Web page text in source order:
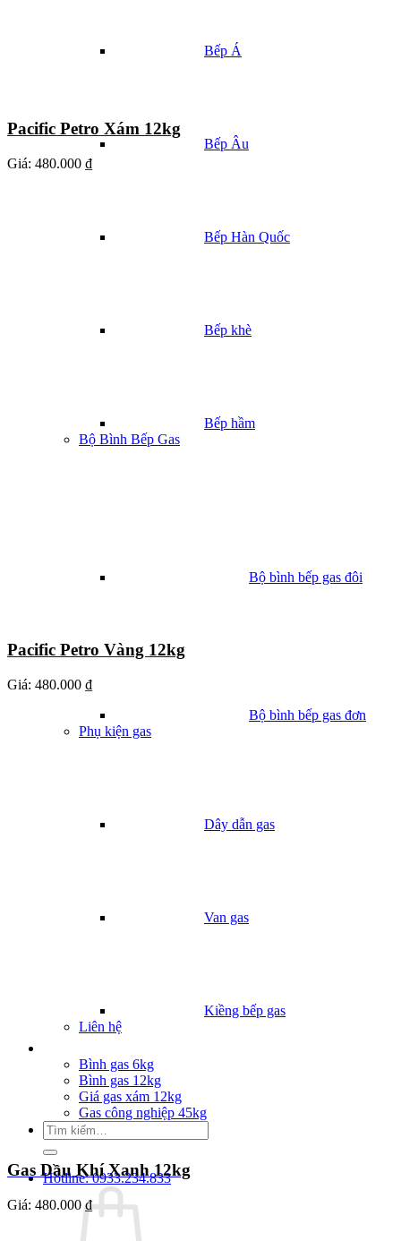
Bếp Á
Bếp Âu
Bếp Hàn Quốc
Bếp khè
Bếp hầm
Bộ Bình Bếp Gas
Bộ bình bếp gas đôi
Bộ bình bếp gas đơn
Phụ kiện gas
Dây dẫn gas
Van gas
Kiềng bếp gas
Liên hệ
Bình gas 6kg
Bình gas 12kg
Giá gas xám 12kg
Gas công nghiệp 45kg
Tìm
kiếm:
Hotline: 0933.234.833
Pacific Petro Xám 12kg
Giá: 480.000 ₫
Pacific Petro Vàng 12kg
Giá: 480.000 ₫
Gas Dầu Khí Xanh 12kg
Giá: 480.000 ₫